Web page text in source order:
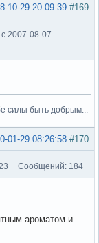
#169
10-29 20:09:39
2007-08-07
силы быть добрым...
#170
01-29 08:26:58
Сообщений: 184
ароматом и